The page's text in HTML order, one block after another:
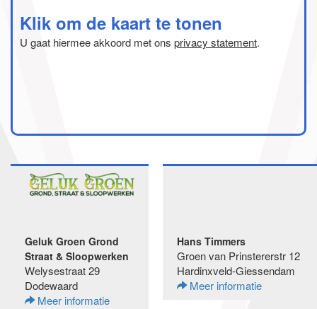
Klik om de kaart te tonen
U gaat hiermee akkoord met ons privacy statement.
Geluk Groen Grond
Straat & Sloopwerken
Welysestraat 29
Dodewaard
Meer informatie
Hans Timmers
Groen van Prinstererstr 12
Hardinxveld-Giessendam
Meer informatie